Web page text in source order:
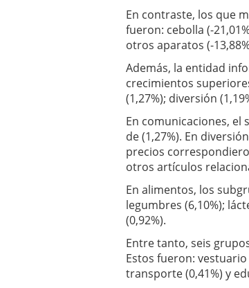
En contraste, los que
fueron: cebolla (-
otros aparatos (-
Además, la entidad
crecimientos
(1,27%); diversión
En comunicaciones,
de (1,27%). En
precios
otros artículos
En alimentos, los
legumbres (6,10%);
(0,92%).
Entre tanto, seis
Estos fueron: vestuario
transporte (0,41%) y